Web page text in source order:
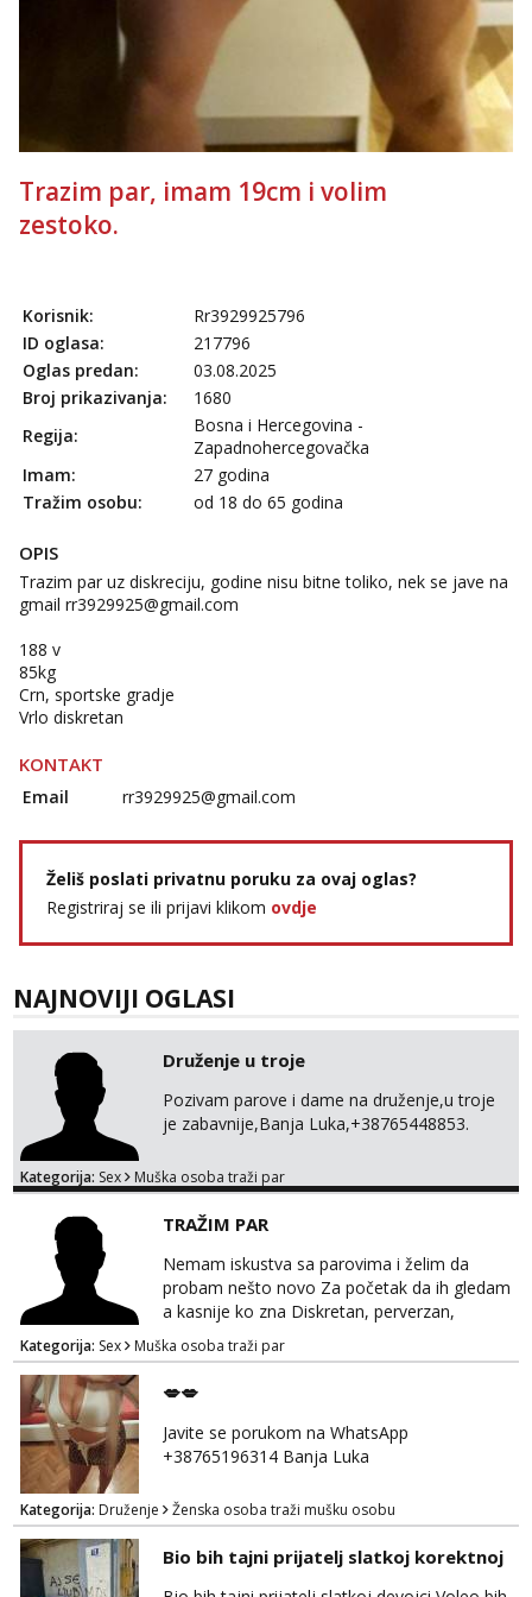
Trazim par, imam 19cm i volim
zestoko.
Korisnik:
Rr3929925796
ID oglasa:
217796
Oglas predan:
03.08.2025
Broj prikazivanja:
1680
Regija:
Bosna i Hercegovina -
Zapadnohercegovačka
Imam:
27 godina
Tražim osobu:
od 18 do 65 godina
OPIS
Trazim par uz diskreciju, godine nisu bitne toliko, nek se jave na
gmail rr3929925@gmail.com
188 v
85kg
Crn, sportske gradje
Vrlo diskretan
KONTAKT
Email rr3929925@gmail.com
Želiš poslati privatnu poruku za ovaj oglas?
Registriraj se ili prijavi klikom ovdje
NAJNOVIJI OGLASI
Druženje u troje
Pozivam parove i dame na druženje,u troje
je zabavnije,Banja Luka,+38765448853.
Kategorija: Sex Muška osoba traži par
TRAŽIM PAR
Nemam iskustva sa parovima i želim da
probam nešto novo Za početak da ih gledam
a kasnije ko zna Diskretan, perverzan,
korektan. Solo muškarci me ne zanimaju!!!
Prednost Banjaluka Telegram @Dekster98
Kategorija: Sex Muška osoba traži par
💋💋
Javite se porukom na WhatsApp
+38765196314 Banja Luka
Kategorija: Druženje Ženska osoba traži mušku osobu
Bio bih tajni prijatelj slatkoj korektnoj